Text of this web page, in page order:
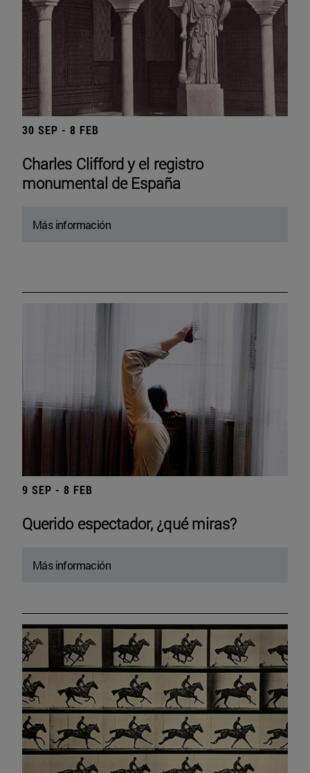
30 SEP - 8 FEB
Charles Clifford y el registro
monumental de España
Más información
9 SEP - 8 FEB
Querido espectador, ¿qué miras?
Más información